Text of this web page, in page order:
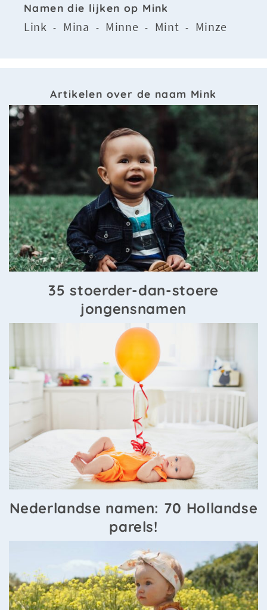
Namen die lijken op Mink
Link - Mina - Minne - Mint - Minze
Artikelen over de naam Mink
35 stoerder-dan-stoere
jongensnamen
Nederlandse namen: 70 Hollandse
parels!